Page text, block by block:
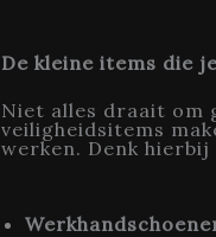
De kleine items die
Niet alles draait om
veiligheidsitems
werken. Denk hierbij